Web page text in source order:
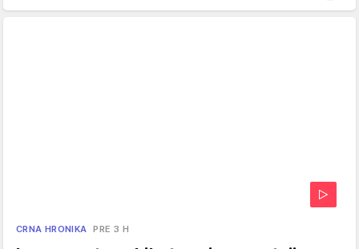
CRNA HRONIKA PRE 3 H